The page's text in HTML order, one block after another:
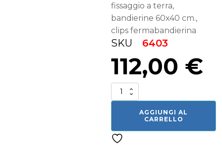
fissaggio a terra,
bandierine 60x40 cm.,
clips fermabandierina
SKU 6403
112,00 €
bandiere
AGGIUNGI AL
CARRELLO